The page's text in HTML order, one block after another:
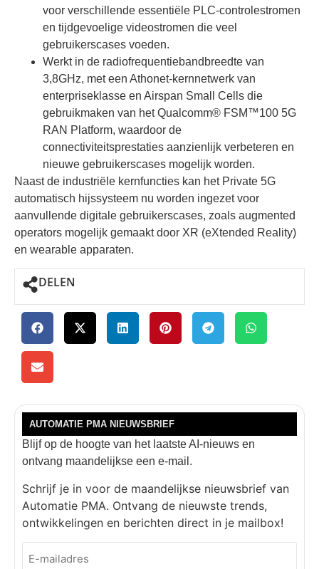
voor verschillende essentiële PLC-controlestromen
en tijdgevoelige videostromen die veel
gebruikerscases voeden.
Werkt in de radiofrequentiebandbreedte van
3,8GHz, met een Athonet-kernnetwerk van
enterpriseklasse en Airspan Small Cells die
gebruikmaken van het Qualcomm® FSM™100 5G
RAN Platform, waardoor de
connectiviteitsprestaties aanzienlijk verbeteren en
nieuwe gebruikerscases mogelijk worden.
Naast de industriële kernfuncties kan het Private 5G
automatisch hijssysteem nu worden ingezet voor
aanvullende digitale gebruikerscases, zoals augmented
operators mogelijk gemaakt door XR (eXtended Reality)
en wearable apparaten.
DELEN
AUTOMATIE PMA NIEUWSBRIEF
Blijf op de hoogte van het laatste AI-nieuws en
ontvang maandelijkse een e-mail.
Schrijf je in voor de maandelijkse nieuwsbrief van
Automatie PMA. Ontvang de nieuwste trends,
ontwikkelingen en berichten direct in je mailbox!
E-
mailadres